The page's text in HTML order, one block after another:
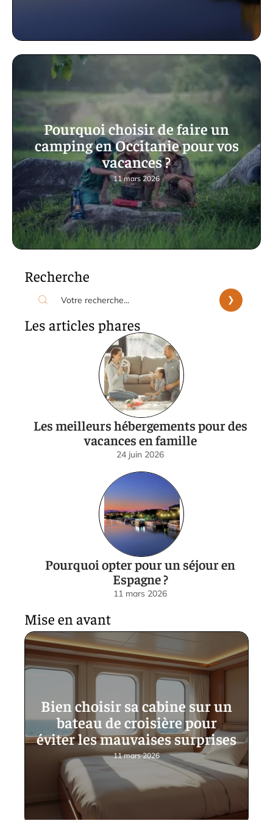
Pourquoi choisir de faire un
camping en Occitanie pour vos
vacances ?
11 mars 2026
Recherche
Les articles phares
Les meilleurs hébergements pour des
vacances en famille
24 juin 2026
Pourquoi opter pour un séjour en
Espagne ?
11 mars 2026
Mise en avant
Bien choisir sa cabine sur un
bateau de croisière pour
éviter les mauvaises surprises
11 mars 2026